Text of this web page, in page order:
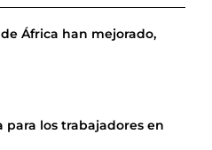
África han mejorado,
para los trabajadores en